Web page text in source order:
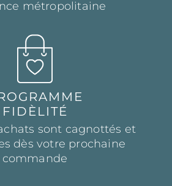
métropolitaine
FIDÈLITÉ
sont cagnottés et
dès votre prochaine
commande